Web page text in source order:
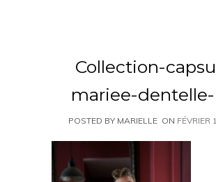
Collection-
mariee-
POSTED BY MARIELLE ON FÉVRIER